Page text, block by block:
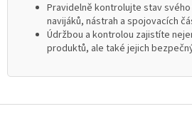
Pravidelně kontrolujte stav
navijáků, nástrah a spojovacích
Údržbou a kontrolou zajistíte
produktů, ale také jejich